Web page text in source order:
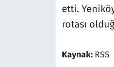
etti.
rotası
Kaynak: RSS